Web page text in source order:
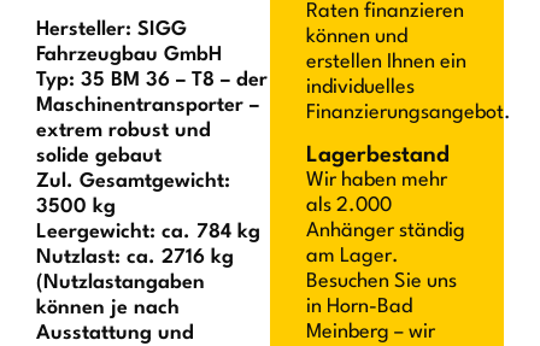
Hersteller: SIGG
Fahrzeugbau GmbH
Typ: 35 BM 36 – T8 – der
Maschinentransporter –
extrem robust und
solide gebaut
Zul. Gesamtgewicht:
3500 kg
Leergewicht: ca. 784 kg
Nutzlast: ca. 2716 kg
(Nutzlastangaben
können je nach
Ausstattung und
Raten finanzieren
können und
erstellen Ihnen ein
individuelles
Finanzierungsangebot.
Lagerbestand
Wir haben mehr
als 2.000
Anhänger ständig
am Lager.
Besuchen Sie uns
in Horn-Bad
Meinberg – wir